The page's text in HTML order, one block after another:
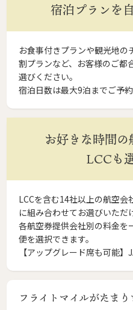
宿泊プランを
お食事付きプランや観光地の
割プランなど、お客様のご都
選びください。
宿泊日数は最大9泊までご予約
お好きな時間の
LCCも
LCCを含む14社以上の航空
に組み合わせてお選びいただ
各航空券提供会社別の料金を
便を選択できます。
【アップグレード席も可能
フライトマイルがたまり